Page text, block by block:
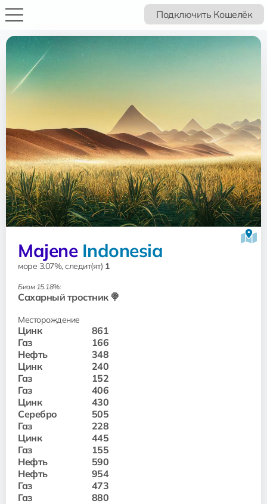
Подключить Кошелёк
Majene Indonesia
море 3.07%, следит(ят) 1
Биом 15.18%:
Сахарный тростник 🍭
Месторождение
Цинк
861
Газ
166
Нефть
348
Цинк
240
Газ
152
Газ
406
Цинк
430
Серебро
505
Газ
228
Цинк
445
Газ
155
Нефть
590
Нефть
954
Газ
473
Газ
880